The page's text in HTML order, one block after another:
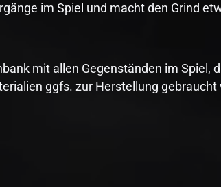
im Spiel und macht den Grind
mit allen Gegenständen im Spiel,
ggfs. zur Herstellung